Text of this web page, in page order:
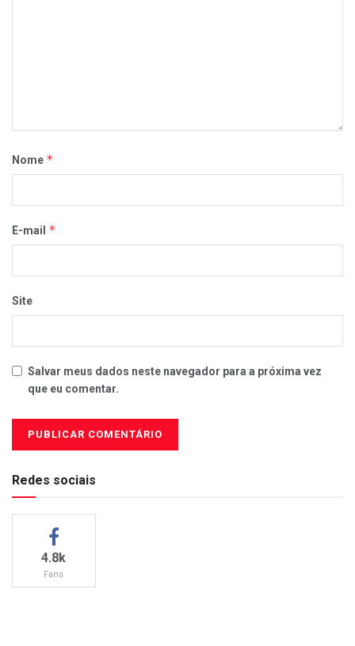
Nome *
E-mail *
Site
Salvar meus dados neste navegador para a próxima vez
que eu comentar.
Redes sociais
4.8k
Fans